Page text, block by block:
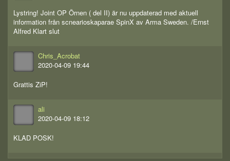
Lystring! Joint OP Örnen ( del II) är nu uppdaterad med aktuell
information från scnearioskaparae SpinX av Arma Sweden. /Ernst
Alfred Klart slut
Chris_Acrobat
2020-04-09 19:44
Grattis ZiP!
ali
2020-04-09 18:12
KLAD POSK!